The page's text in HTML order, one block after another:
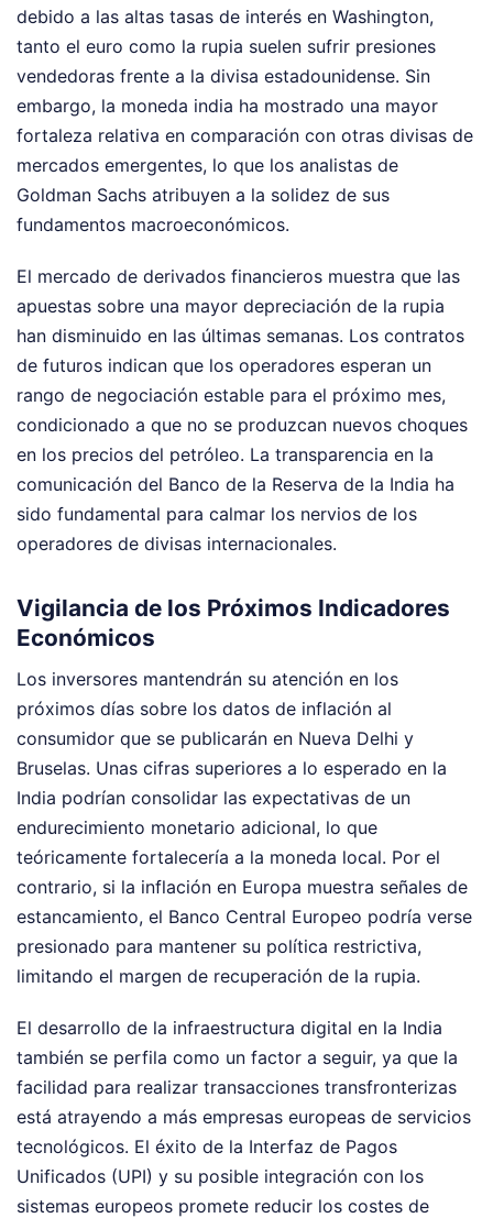
debido a las altas tasas de interés en Washington,
tanto el euro como la rupia suelen sufrir presiones
vendedoras frente a la divisa estadounidense. Sin
embargo, la moneda india ha mostrado una mayor
fortaleza relativa en comparación con otras divisas de
mercados emergentes, lo que los analistas de
Goldman Sachs atribuyen a la solidez de sus
fundamentos macroeconómicos.
El mercado de derivados financieros muestra que las
apuestas sobre una mayor depreciación de la rupia
han disminuido en las últimas semanas. Los contratos
de futuros indican que los operadores esperan un
rango de negociación estable para el próximo mes,
condicionado a que no se produzcan nuevos choques
en los precios del petróleo. La transparencia en la
comunicación del Banco de la Reserva de la India ha
sido fundamental para calmar los nervios de los
operadores de divisas internacionales.
Vigilancia de los Próximos Indicadores
Económicos
Los inversores mantendrán su atención en los
próximos días sobre los datos de inflación al
consumidor que se publicarán en Nueva Delhi y
Bruselas. Unas cifras superiores a lo esperado en la
India podrían consolidar las expectativas de un
endurecimiento monetario adicional, lo que
teóricamente fortalecería a la moneda local. Por el
contrario, si la inflación en Europa muestra señales de
estancamiento, el Banco Central Europeo podría verse
presionado para mantener su política restrictiva,
limitando el margen de recuperación de la rupia.
El desarrollo de la infraestructura digital en la India
también se perfila como un factor a seguir, ya que la
facilidad para realizar transacciones transfronterizas
está atrayendo a más empresas europeas de servicios
tecnológicos. El éxito de la Interfaz de Pagos
Unificados (UPI) y su posible integración con los
sistemas europeos promete reducir los costes de